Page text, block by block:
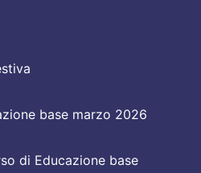
base marzo 2026
di Educazione base